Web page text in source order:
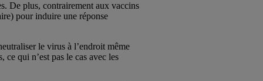
De plus, contrairement aux vaccins
pour induire une réponse
le virus à l’endroit même
qui n’est pas le cas avec les